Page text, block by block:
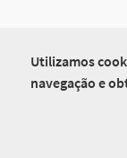
Utilizamos
navegação e